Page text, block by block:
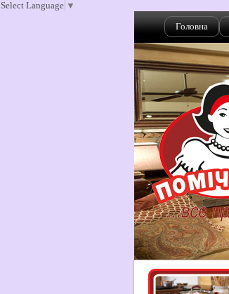
Select Language ▼
Головна